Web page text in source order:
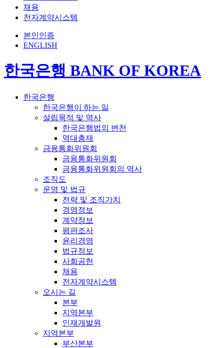
채용
전자계약시스템
본인인증
ENGLISH
한국은행 BANK OF KOREA
한국은행
한국은행이 하는 일
설립목적 및 역사
한국은행법의 변천
역대총재
금융통화위원회
금융통화위원회
금융통화위원회의 역사
조직도
운영 및 법규
전략 및 조직가치
경영정보
계약정보
평판조사
윤리경영
법규정보
사회공헌
채용
전자계약시스템
오시는 길
본부
지역본부
인재개발원
지역본부
부산본부